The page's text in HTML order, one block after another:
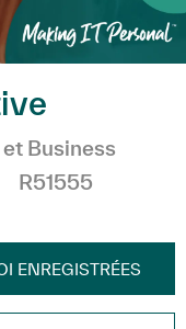
Business
R51555
ENREGISTRÉES